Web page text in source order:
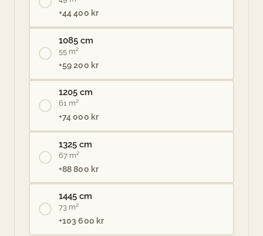
+44 400 kr
1085 cm
55 m²
+59 200 kr
1205 cm
61 m²
+74 000 kr
1325 cm
67 m²
+88 800 kr
1445 cm
73 m²
+103 600 kr